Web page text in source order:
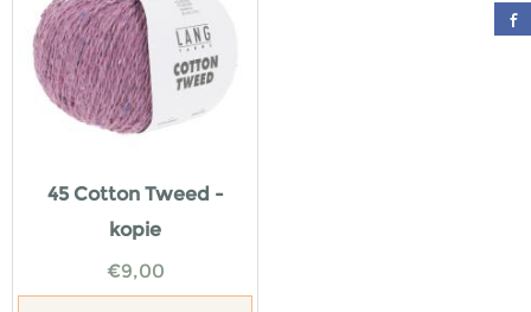
45 Cotton Tweed -
kopie
€9,00